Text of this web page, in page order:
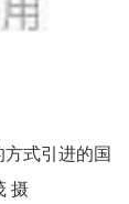
式引进的国
摄